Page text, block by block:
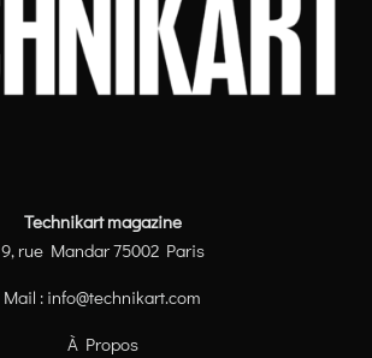
Technikart magazine
9, rue Mandar 75002 Paris
Mail : info@technikart.com
À Propos